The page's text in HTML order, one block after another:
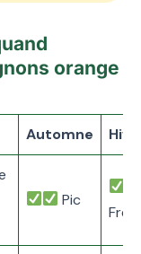
orange
Automne
Pic